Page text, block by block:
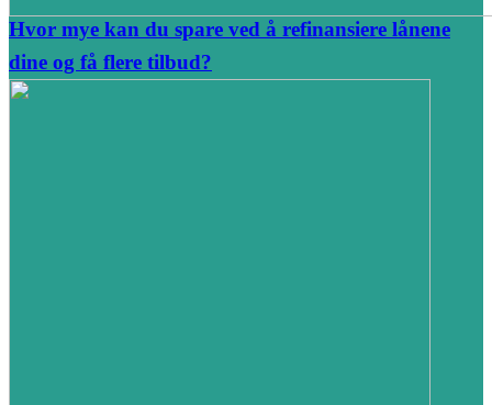
Hvor mye kan du spare ved å refinansiere lånene
dine og få flere tilbud?